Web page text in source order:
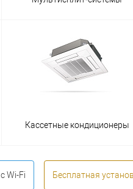
Кассетные кондиционеры
с Wi-Fi Бесплатная